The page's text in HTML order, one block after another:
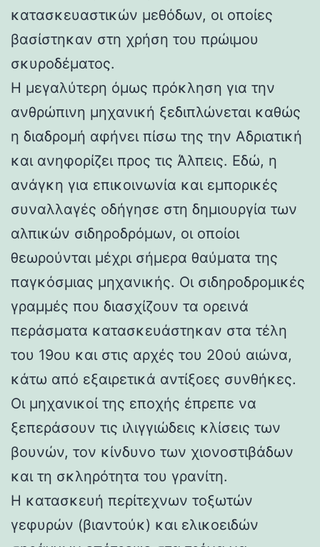
κατασκευαστικών μεθόδων, οι οποίες
βασίστηκαν στη χρήση του πρώιμου
σκυροδέματος.
Η μεγαλύτερη όμως πρόκληση για την
ανθρώπινη μηχανική ξεδιπλώνεται καθώς
η διαδρομή αφήνει πίσω της την Αδριατική
και ανηφορίζει προς τις Άλπεις. Εδώ, η
ανάγκη για επικοινωνία και εμπορικές
συναλλαγές οδήγησε στη δημιουργία των
αλπικών σιδηροδρόμων, οι οποίοι
θεωρούνται μέχρι σήμερα θαύματα της
παγκόσμιας μηχανικής. Οι σιδηροδρομικές
γραμμές που διασχίζουν τα ορεινά
περάσματα κατασκευάστηκαν στα τέλη
του 19ου και στις αρχές του 20ού αιώνα,
κάτω από εξαιρετικά αντίξοες συνθήκες.
Οι μηχανικοί της εποχής έπρεπε να
ξεπεράσουν τις ιλιγγιώδεις κλίσεις των
βουνών, τον κίνδυνο των χιονοστιβάδων
και τη σκληρότητα του γρανίτη.
Η κατασκευή περίτεχνων τοξωτών
γεφυρών (βιαντούκ) και ελικοειδών